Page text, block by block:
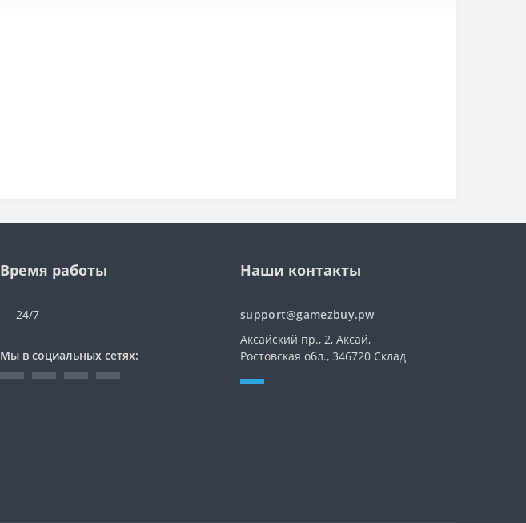
Время работы
24/7
Мы в социальных сетях:
Наши контакты
support@gamezbuy.pw
Аксайский пр., 2, Аксай,
Ростовская обл., 346720 Склад